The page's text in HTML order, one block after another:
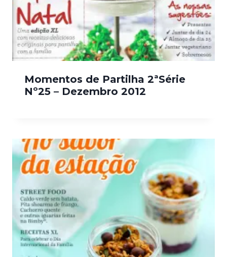
Momentos de Partilha 2ªSérie
Nº25 – Dezembro 2012